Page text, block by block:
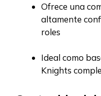
Ofrece una
altamente
roles
Ideal como
Knights